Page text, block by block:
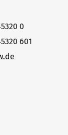
0
601